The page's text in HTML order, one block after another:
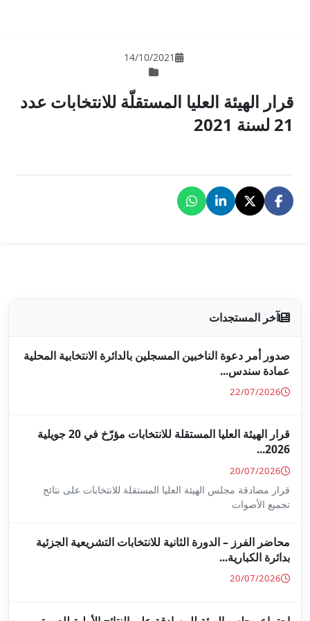
للانتخابات عدد
بالدائرة الانتخابية المحلية
قرار الهيئة العليا المستقلة للانتخابات مؤرّخ في 20 جويلية
المستقلة للانتخابات على نتائج
للانتخابات التشريعية الجزئية